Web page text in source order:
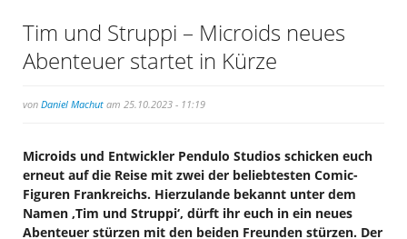
Tim und Struppi – Microids neues
Abenteuer startet in Kürze
von Daniel Machut am 25.10.2023 - 11:19
Microids und Entwickler Pendulo Studios schicken euch
erneut auf die Reise mit zwei der beliebtesten Comic-
Figuren Frankreichs. Hierzulande bekannt unter dem
Namen ‚Tim und Struppi‘, dürft ihr euch in ein neues
Abenteuer stürzen mit den beiden Freunden stürzen. Der